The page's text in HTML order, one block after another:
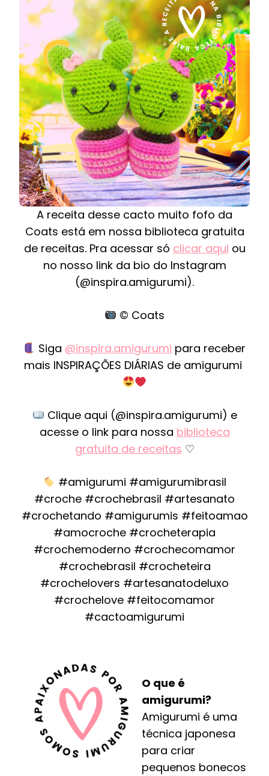
A receita desse cacto muito fofo da
Coats está em nossa biblioteca gratuita
de receitas. Pra acessar só clicar aqui ou
no nosso link da bio do Instagram
(@inspira.amigurumi).
© Coats
Siga @inspira.amigurumi para receber
mais INSPIRAÇÕES DIÁRIAS de amigurumi
Clique aqui (@inspira.amigurumi) e
acesse o link para nossa biblioteca
gratuita de receitas ♡
#amigurumi #amigurumibrasil
#croche #crochebrasil #artesanato
#crochetando #amigurumis #feitoamao
#amocroche #crocheterapia
#crochemoderno #crochecomamor
#crochebrasil #crocheteira
#crochelovers #artesanatodeluxo
#crochelove #feitocomamor
#cactoamigurumi
O que é
amigurumi?
Amigurumi é uma
técnica japonesa
para criar
pequenos bonecos